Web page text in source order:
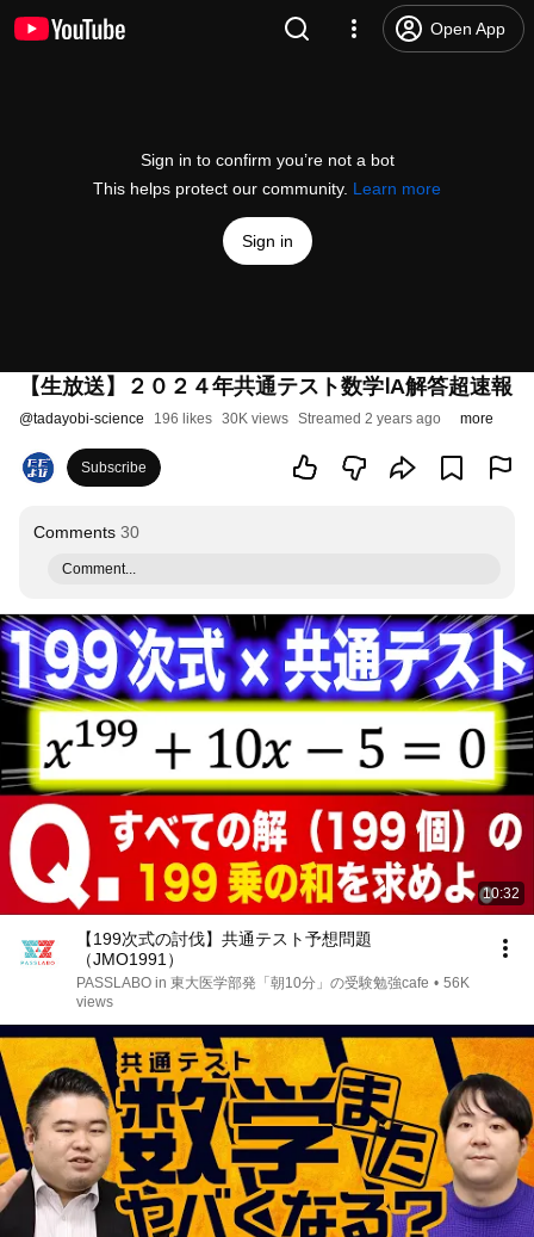
Open App
Sign in to confirm you’re not a bot
This helps protect our community. Learn more
Sign in
【生放送】２０２４年共通テスト数学ⅠA解答超速報
@tadayobi-science 196 likes 30K views Streamed 2 years ago more
Subscribe
Comments 30
Comment...
10:32
【199次式の討伐】共通テスト予想問題
（JMO1991）
PASSLABO in 東大医学部発「朝10分」の受験勉強cafe • 56K
views